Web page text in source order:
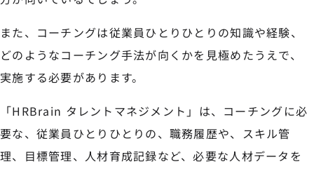
また、コーチングは従業員ひとりひとりの知識や経験、
どのようなコーチング手法が向くかを見極めたうえで、
実施する必要があります。
「HRBrain タレントマネジメント」は、コーチングに必
要な、従業員ひとりひとりの、職務履歴や、スキル管
理、目標管理、人材育成記録など、必要な人材データを